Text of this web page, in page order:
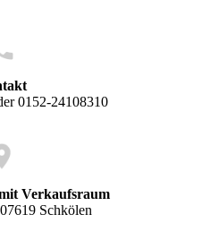
0152-24108310
Verkaufsraum
Schkölen